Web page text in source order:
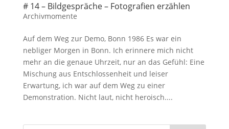
# 14 – Bildgespräche – Fotografien erzählen
Archivmomente
Auf dem Weg zur Demo, Bonn 1986 Es war ein
nebliger Morgen in Bonn. Ich erinnere mich nicht
mehr an die genaue Uhrzeit, nur an das Gefühl: Eine
Mischung aus Entschlossenheit und leiser
Erwartung, ich war auf dem Weg zu einer
Demonstration. Nicht laut, nicht heroisch....